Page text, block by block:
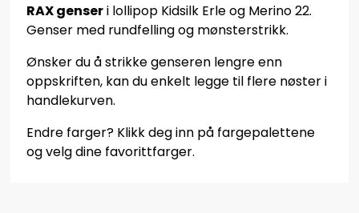
RAX genseri lollipop Kidsilk Erle og Merino 22.
Genser med rundfelling og mønsterstrikk.
Ønsker du å strikke genseren lengre enn
oppskriften, kan du enkelt legge til flere nøster i
handlekurven.
Endre farger? Klikk deg inn på fargepalettene
og velg dine favorittfarger.